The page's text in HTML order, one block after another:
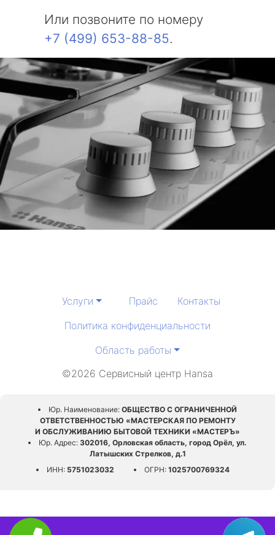
Или позвоните по номеру
+7 (499) 653-88-85.
Услуги Прайс
Контакты
Политика конфиденциальности
Область работы
©2026 Сервисный центр Hansa
Юр. Наименование: ОБЩЕСТВО С ОГРАНИЧЕННОЙ
ОТВЕТСТВЕННОСТЬЮ «МАСТЕРСКАЯ ПО РЕМОНТУ
И ОБСЛУЖИВАНИЮ БЫТОВОЙ ТЕХНИКИ «МАСТЕРЪ»
Юр. Адрес: 302016, Орловская область, город Орёл, ул.
Латышских Стрелков, д.1
ИНН:5751023032 ОГРН:1025700769324